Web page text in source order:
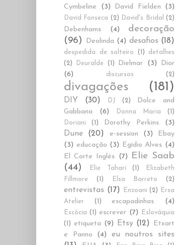
Cymbeline (3) David Fielden (3)
David Fonseca (2) David's Bridal (2)
Debenhams (4)
decoração
(96)
Deolinda (4) desafios (18)
despedida de solteiro (1)
detalhes
(2)
Deuralde (1) Dielmar (3)
Dior
(6)
discursos (2)
divagações (181)
DIY (30) DJ (2)
Dolce and
Gabbana
(6) Donna Maria
(1)
Doriani
(1) Dorothy Perkins (3)
Dune (20) e-session (3)
Ebay
(3) educação (3) Egídio Alves (4)
El Corte Inglés (7)
Elie Saab
(44)
Elie Tahari (1)
Elizabeth
Fillmore
(1) Elsa Barreto (2)
entrevistas (17) Enzoani (2)
Ersa
Atelier
(1) escapadinhas (4)
Escócia (1) escrever (7)
Eslováquia
(1)
etiqueta (9) Etsy (12)
Etxart
e Panno
(4)
eu noutros sites